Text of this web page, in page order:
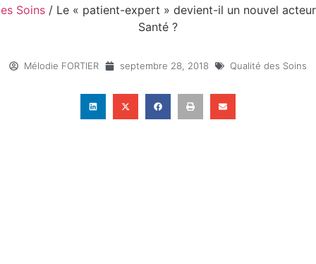
Soins / Le « patient-expert » devient-il un nouvel
Santé ?
Mélodie FORTIER septembre 28, 2018 Qualité des Soins